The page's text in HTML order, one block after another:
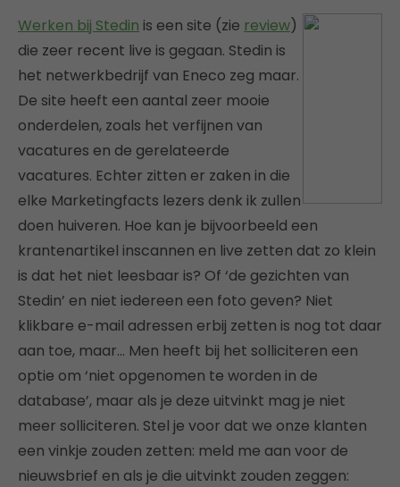
Werken bij Stedin is een site (zie review)
die zeer recent live is gegaan. Stedin is
het netwerkbedrijf van Eneco zeg maar.
De site heeft een aantal zeer mooie
onderdelen, zoals het verfijnen van
vacatures en de gerelateerde
vacatures. Echter zitten er zaken in die
elke Marketingfacts lezers denk ik zullen
doen huiveren. Hoe kan je bijvoorbeeld een
krantenartikel inscannen en live zetten dat zo klein
is dat het niet leesbaar is? Of ‘de gezichten van
Stedin’ en niet iedereen een foto geven? Niet
klikbare e-mail adressen erbij zetten is nog tot daar
aan toe, maar… Men heeft bij het solliciteren een
optie om ‘niet opgenomen te worden in de
database’, maar als je deze uitvinkt mag je niet
meer solliciteren. Stel je voor dat we onze klanten
een vinkje zouden zetten: meld me aan voor de
nieuwsbrief en als je die uitvinkt zouden zeggen: